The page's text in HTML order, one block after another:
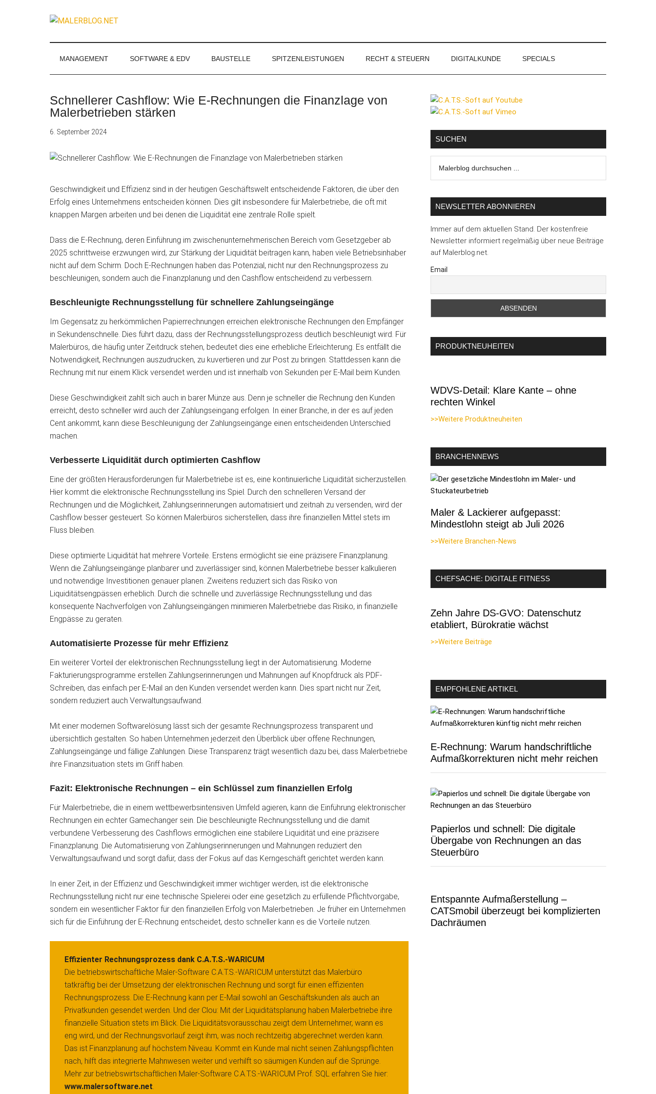
MALERBLOG.NET
Magazin
Stuckateure
MANAGEMENT SOFTWARE & EDV BAUSTELLE SPITZENLEISTUNGEN RECHT & STEUERN DIGITALKUNDE SPECIALS
Schnellerer Cashflow: Wie E-Rechnungen die Finanzlage von
Malerbetrieben stärken
6. September 2024
Geschwindigkeit und Effizienz sind in der heutigen Geschäftswelt entscheidende Faktoren, die über den
Erfolg eines Unternehmens entscheiden können. Dies gilt insbesondere für Malerbetriebe, die oft mit
knappen Margen arbeiten und bei denen die Liquidität eine zentrale Rolle spielt.
Dass die E-Rechnung, deren Einführung im zwischenunternehmerischen Bereich vom Gesetzgeber ab
2025 schrittweise erzwungen wird, zur Stärkung der Liquidität beitragen kann, haben viele Betriebsinhaber
nicht auf dem Schirm. Doch E-Rechnungen haben das Potenzial, nicht nur den Rechnungsprozess zu
beschleunigen, sondern auch die Finanzplanung und den Cashflow entscheidend zu verbessern.
Beschleunigte Rechnungsstellung für schnellere Zahlungseingänge
Im Gegensatz zu herkömmlichen Papierrechnungen erreichen elektronische Rechnungen den Empfänger
in Sekundenschnelle. Dies führt dazu, dass der Rechnungsstellungsprozess deutlich beschleunigt wird. Für
Malerbüros, die häufig unter Zeitdruck stehen, bedeutet dies eine erhebliche Erleichterung. Es entfällt die
Notwendigkeit, Rechnungen auszudrucken, zu kuvertieren und zur Post zu bringen. Stattdessen kann die
Rechnung mit nur einem Klick versendet werden und ist innerhalb von Sekunden per E-Mail beim Kunden.
Diese Geschwindigkeit zahlt sich auch in barer Münze aus. Denn je schneller die Rechnung den Kunden
erreicht, desto schneller wird auch der Zahlungseingang erfolgen. In einer Branche, in der es auf jeden
Cent ankommt, kann diese Beschleunigung der Zahlungseingänge einen entscheidenden Unterschied
machen.
Verbesserte Liquidität durch optimierten Cashflow
Eine der größten Herausforderungen für Malerbetriebe ist es, eine kontinuierliche Liquidität sicherzustellen.
Hier kommt die elektronische Rechnungsstellung ins Spiel. Durch den schnelleren Versand der
Rechnungen und die Möglichkeit, Zahlungserinnerungen automatisiert und zeitnah zu versenden, wird der
Cashflow besser gesteuert. So können Malerbüros sicherstellen, dass ihre finanziellen Mittel stets im
Fluss bleiben.
Diese optimierte Liquidität hat mehrere Vorteile. Erstens ermöglicht sie eine präzisere Finanzplanung.
Wenn die Zahlungseingänge planbarer und zuverlässiger sind, können Malerbetriebe besser kalkulieren
und notwendige Investitionen genauer planen. Zweitens reduziert sich das Risiko von
Liquiditätsengpässen erheblich. Durch die schnelle und zuverlässige Rechnungsstellung und das
konsequente Nachverfolgen von Zahlungseingängen minimieren Malerbetriebe das Risiko, in finanzielle
Engpässe zu geraten.
Automatisierte Prozesse für mehr Effizienz
Ein weiterer Vorteil der elektronischen Rechnungsstellung liegt in der Automatisierung. Moderne
Fakturierungsprogramme erstellen Zahlungserinnerungen und Mahnungen auf Knopfdruck als PDF-
Schreiben, das einfach per E-Mail an den Kunden versendet werden kann. Dies spart nicht nur Zeit,
sondern reduziert auch Verwaltungsaufwand.
Mit einer modernen Softwarelösung lässt sich der gesamte Rechnungsprozess transparent und
übersichtlich gestalten. So haben Unternehmen jederzeit den Überblick über offene Rechnungen,
Zahlungseingänge und fällige Zahlungen. Diese Transparenz trägt wesentlich dazu bei, dass Malerbetriebe
ihre Finanzsituation stets im Griff haben.
Fazit: Elektronische Rechnungen – ein Schlüssel zum finanziellen Erfolg
Für Malerbetriebe, die in einem wettbewerbsintensiven Umfeld agieren, kann die Einführung elektronischer
Rechnungen ein echter Gamechanger sein. Die beschleunigte Rechnungsstellung und die damit
verbundene Verbesserung des Cashflows ermöglichen eine stabilere Liquidität und eine präzisere
Finanzplanung. Die Automatisierung von Zahlungserinnerungen und Mahnungen reduziert den
Verwaltungsaufwand und sorgt dafür, dass der Fokus auf das Kerngeschäft gerichtet werden kann.
In einer Zeit, in der Effizienz und Geschwindigkeit immer wichtiger werden, ist die elektronische
Rechnungsstellung nicht nur eine technische Spielerei oder eine gesetzlich zu erfüllende Pflichtvorgabe,
sondern ein wesentlicher Faktor für den finanziellen Erfolg von Malerbetrieben. Je früher ein Unternehmen
sich für die Einführung der E-Rechnung entscheidet, desto schneller kann es die Vorteile nutzen.
Effizienter Rechnungsprozess dank C.A.T.S.-WARICUM
Die betriebswirtschaftliche Maler-Software C.A.T.S.-WARICUM unterstützt das Malerbüro
tatkräftig bei der Umsetzung der elektronischen Rechnung und sorgt für einen effizienten
Rechnungsprozess. Die E-Rechnung kann per E-Mail sowohl an Geschäftskunden als auch an
Privatkunden gesendet werden. Und der Clou: Mit der Liquiditätsplanung haben Malerbetriebe ihre
finanzielle Situation stets im Blick. Die Liquiditätsvorausschau zeigt dem Unternehmer, wann es
eng wird, und der Rechnungsvorlauf zeigt ihm, was noch rechtzeitig abgerechnet werden kann.
Das ist Finanzplanung auf höchstem Niveau. Kommt ein Kunde mal nicht seinen Zahlungspflichten
nach, hilft das integrierte Mahnwesen weiter und verhilft so säumigen Kunden auf die Sprünge.
Mehr zur betriebswirtschaftlichen Maler-Software C.A.T.S.-WARICUM Prof. SQL erfahren Sie hier:
www.malersoftware.net.
Seitenspalte
SUCHEN
durchsuchen
NEWSLETTER ABONNIEREN
Immer auf dem aktuellen Stand. Der kostenfreie
Newsletter informiert regelmäßig über neue Beiträge
auf Malerblog.net.
Email
PRODUKTNEUHEITEN
WDVS-Detail: Klare Kante – ohne
rechten Winkel
>>Weitere Produktneuheiten
BRANCHENNEWS
Maler & Lackierer aufgepasst:
Mindestlohn steigt ab Juli 2026
>>Weitere Branchen-News
CHEFSACHE: DIGITALE FITNESS
Zehn Jahre DS-GVO: Datenschutz
etabliert, Bürokratie wächst
>>Weitere Beiträge
EMPFOHLENE ARTIKEL
E-Rechnung: Warum handschriftliche
Aufmaßkorrekturen nicht mehr reichen
Papierlos und schnell: Die digitale
Übergabe von Rechnungen an das
Steuerbüro
Entspannte Aufmaßerstellung –
CATSmobil überzeugt bei komplizierten
Dachräumen